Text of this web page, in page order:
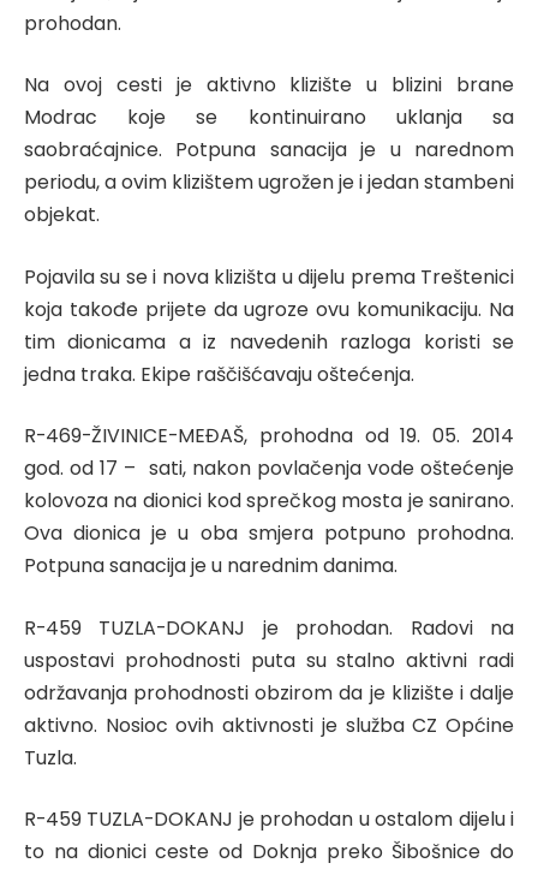
prohodan.
Na ovoj cesti je aktivno klizište u blizini brane
Modrac koje se kontinuirano uklanja sa
saobraćajnice. Potpuna sanacija je u narednom
periodu, a ovim klizištem ugrožen je i jedan stambeni
objekat.
Pojavila su se i nova klizišta u dijelu prema Treštenici
koja takođe prijete da ugroze ovu komunikaciju. Na
tim dionicama a iz navedenih razloga koristi se
jedna traka. Ekipe raščišćavaju oštećenja.
R-469-ŽIVINICE-MEĐAŠ, prohodna od 19. 05. 2014
god. od 17 – sati, nakon povlačenja vode oštećenje
kolovoza na dionici kod sprečkog mosta je sanirano.
Ova dionica je u oba smjera potpuno prohodna.
Potpuna sanacija je u narednim danima.
R-459 TUZLA-DOKANJ je prohodan. Radovi na
uspostavi prohodnosti puta su stalno aktivni radi
održavanja prohodnosti obzirom da je klizište i dalje
aktivno. Nosioc ovih aktivnosti je služba CZ Općine
Tuzla.
R-459 TUZLA-DOKANJ je prohodan u ostalom dijelu i
to na dionici ceste od Doknja preko Šibošnice do